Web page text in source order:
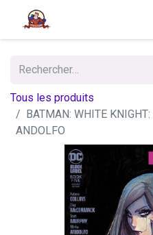
Tous les produits
BATMAN: WHITE
ANDOLFO